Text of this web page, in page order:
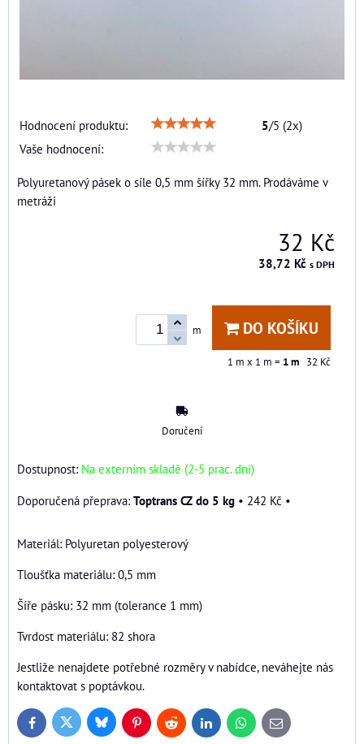
Hodnocení produktu: 5/5 (2x)
Vaše hodnocení:
Polyuretanový pásek o síle 0,5 mm šířky 32 mm. Prodáváme v
metráži
32 Kč
38,72 Kč s DPH
m DO KOŠÍKU
1 m x 1 m = 1m 32 Kč
Doručení
Dostupnost: Na externím skladě (2-5 prac. dní)
Toptrans CZ do 5 kg • 242 Kč •
Materiál: Polyuretan polyesterový
Tloušťka materiálu: 0,5 mm
Šíře pásku: 32 mm (tolerance 1 mm)
Tvrdost materiálu: 82 shora
Jestliže nenajdete potřebné rozměry v nabídce, neváhejte nás
kontaktovat s poptávkou.
FacebookTwitter BlueskyPinterestReddit LinkedInWhatsApp
E-
mail